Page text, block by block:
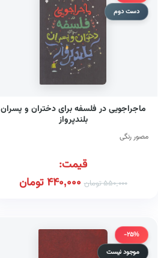
دست دوم
ماجراجویی در فلسفه برای دختران و پسران
بلندپرواز
مصور رنگی
قیمت:
550,000تومان 440,000تومان
-25%
موجود نیست